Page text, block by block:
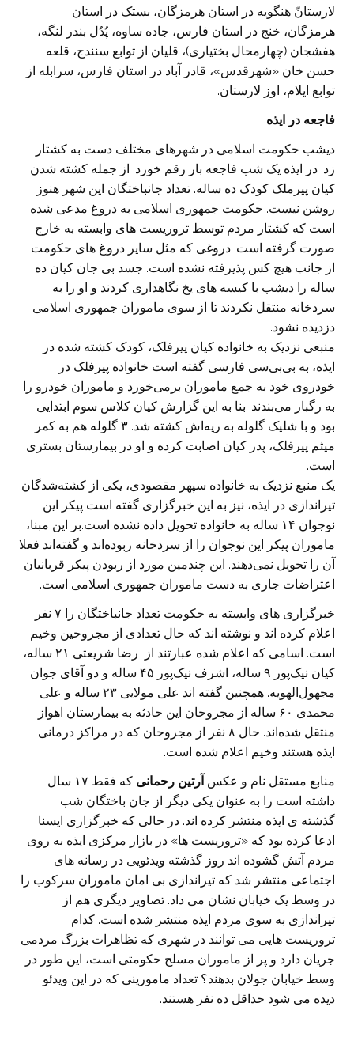
لارستانّ هنگویه در استان هرمزگان، بستک در استان
هرمزگان، خنج در استان فارس، جاده ساوه، پُدُل بندر لنگه،
هفشجان (چهارمحال بختیاری)، قلیان از توابع سنندج، قلعه
حسن خان «شهرقدس»، قادر آباد در استان فارس، سرابله از
توابع ایلام، اوز لارستان.
فاجعه در ایذه
دیشب حکومت اسلامی در شهرهای مختلف دست به کشتار
زد. در ایذه یک شب فاجعه بار رقم خورد. از جمله کشته شدن
کیان پیرملک کودک ده ساله. تعداد جانباختگان این شهر هنوز
روشن نیست. حکومت جمهوری اسلامی به دروغ مدعی شده
است که کشتار مردم توسط تروریست های وابسته به خارج
صورت گرفته است. دروغی که مثل سایر دروغ های حکومت
از جانب هیچ کس پذیرفته نشده است. جسد بی جان کیان ده
ساله را دیشب با کیسه های یخ نگاهداری کردند و او را به
سردخانه منتقل نکردند تا از سوی ماموران جمهوری اسلامی
دزدیده نشود.
منبعی نزدیک به خانواده کیان پیرفلک، کودک کشته شده در
ایذه، به بی‌بی‌سی فارسی گفته است خانواده پیرفلک در
خودروی خود به جمع ماموران برمی‌خورد و ماموران خودرو را
به رگبار می‌بندند. بنا به این گزارش کیان کلاس سوم ابتدایی
بود و با شلیک گلوله به ریه‌اش کشته شد. ۳ گلوله هم به کمر
میثم پیرفلک، پدر کیان اصابت کرده و او در بیمارستان بستری‌
است.
یک منبع نزدیک به خانواده سپهر مقصودی، یکی از کشته‌شدگان
تیراندازی در ایذه، نیز به این خبرگزاری گفته است پیکر این
نوجوان ۱۴ ساله به خانواده تحویل داده نشده است.بر این مبنا،
ماموران پیکر این نوجوان را از سردخانه ربوده‌اند و گفته‌اند فعلا
آن را تحویل نمی‌دهند. این چندمین مورد از ربودن پیکر قربانیان
اعتراضات جاری به دست ماموران جمهوری اسلامی است.
خبرگزاری های وابسته به حکومت تعداد جانباختگان را ۷ نفر
اعلام کرده اند و نوشته اند که حال تعدادی از مجروحین وخیم
است. اسامی که اعلام شده عبارتند از رضا شریعتی ۲۱ ساله،
کیان نیک‌پور ۹ ساله، اشرف نیک‌پور ۴۵ ساله و دو آقای جوان
مجهول‌الهویه. همچنین گفته اند علی مولایی ۲۳ ساله و علی
محمدی ۶۰ ساله از مجروحان این حادثه به بیمارستان اهواز
منتقل شده‌اند. حال ۸ نفر از مجروحان که در مراکز درمانی
ایذه هستند وخیم اعلام شده است.
منابع مستقل نام و عکس آرتین رحمانی
که فقط ۱۷ سال
داشته است را به عنوان یکی دیگر از جان باختگان شب
گذشته ی ایذه منتشر کرده اند. در حالی که خبرگزاری ایسنا
ادعا کرده بود که «تروریست ها» در بازار مرکزی ایذه به روی
مردم آتش گشوده اند روز گذشته ویدئویی در رسانه های
اجتماعی منتشر شد که تیراندازی بی امان ماموران سرکوب را
در وسط یک خیابان نشان می داد. تصاویر دیگری هم از
تیراندازی به سوی مردم ایذه منتشر شده است. کدام
تروریست هایی می توانند در شهری که تظاهرات بزرگ مردمی
جریان دارد و پر از ماموران مسلح حکومتی است، این طور در
وسط خیابان جولان بدهند؟ تعداد مامورینی که در این ویدئو
دیده می شود حداقل ده نفر هستند.